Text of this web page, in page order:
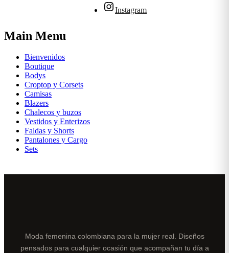
Instagram
Main Menu
Bienvenidos
Boutique
Bodys
Croptop y Corsets
Camisas
Blazers
Chalecos y buzos
Vestidos y Enterizos
Faldas y Shorts
Pantalones y Cargo
Sets
Moda femenina colombiana para la mujer real. Diseños
pensados para cualquier ocasión que acompañan tu día a